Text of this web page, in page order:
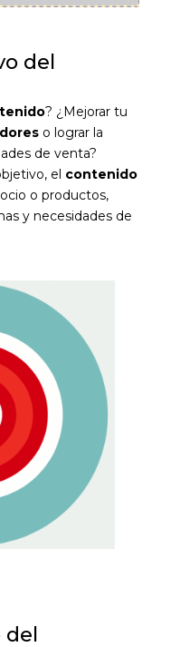
del
? ¿Mejorar tu
o lograr la
de venta?
el contenido
o productos,
y necesidades de
del